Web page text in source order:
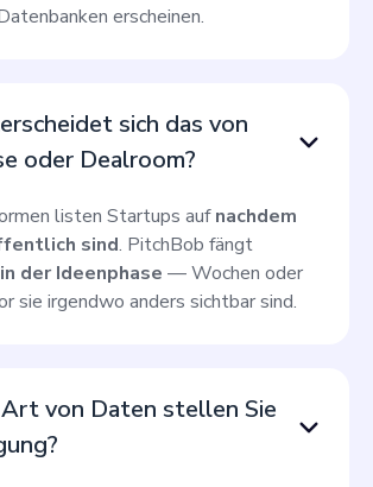
erscheinen.
sich das von
oder Dealroom?
listen Startups aufnachdem
sind. PitchBob fängt
in der Ideenphase — Wochen oder
sie irgendwo anders sichtbar sind.
Art von Daten stellen Sie